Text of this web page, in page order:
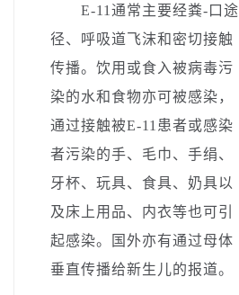
E-11通常主要经粪-口途
径、呼吸道飞沫和密切接触
传播。饮用或食入被病毒污
染的水和食物亦可被感染，
通过接触被E-11患者或感染
者污染的手、毛巾、手绢、
牙杯、玩具、食具、奶具以
及床上用品、内衣等也可引
起感染。国外亦有通过母体
垂直传播给新生儿的报道。